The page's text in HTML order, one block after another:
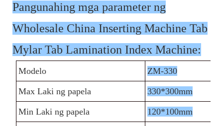
Pangunahing mga parameter ng
Wholesale China Inserting Machine Tab
Mylar Tab Lamination Index Machine:
Modelo ZM-330
Max Laki ng papela 330*300mm
Min Laki ng papela 120*100mm